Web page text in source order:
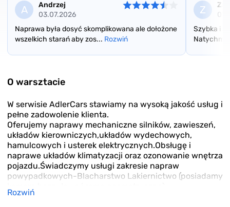
A
Andrzej
03.07.2026
Naprawa była dosyć skomplikowana ale dołożone
wszelkich starań aby zos... Rozwiń
Z
Szybka i
of
3
O warsztacie
W serwisie AdlerCars stawiamy na wysoką jakość usług i
pełne zadowolenie klienta.
Oferujemy naprawy mechaniczne silników, zawieszeń,
układów kierowniczych,układów wydechowych,
hamulcowych i usterek elektrycznych.Obsługę i
naprawe układów klimatyzacji oraz ozonowanie wnętrza
pojazdu.Świadczymy usługi zakresie napraw
powypadkowych-Blacharstwo Lakiernictwo (posiadamy
Naprawy są wykonywane kompleksowo, a przede
Rozwiń